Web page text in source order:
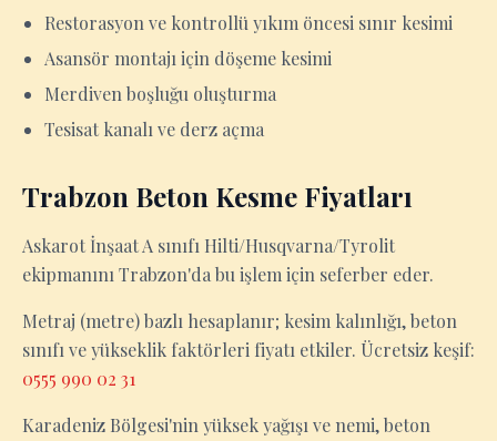
Restorasyon ve kontrollü yıkım öncesi sınır kesimi
Asansör montajı için döşeme kesimi
Merdiven boşluğu oluşturma
Tesisat kanalı ve derz açma
Trabzon Beton Kesme Fiyatları
Askarot İnşaat A sınıfı Hilti/Husqvarna/Tyrolit
ekipmanını Trabzon'da bu işlem için seferber eder.
Metraj (metre) bazlı hesaplanır; kesim kalınlığı, beton
sınıfı ve yükseklik faktörleri fiyatı etkiler. Ücretsiz keşif:
0555 990 02 31
Karadeniz Bölgesi'nin yüksek yağışı ve nemi, beton